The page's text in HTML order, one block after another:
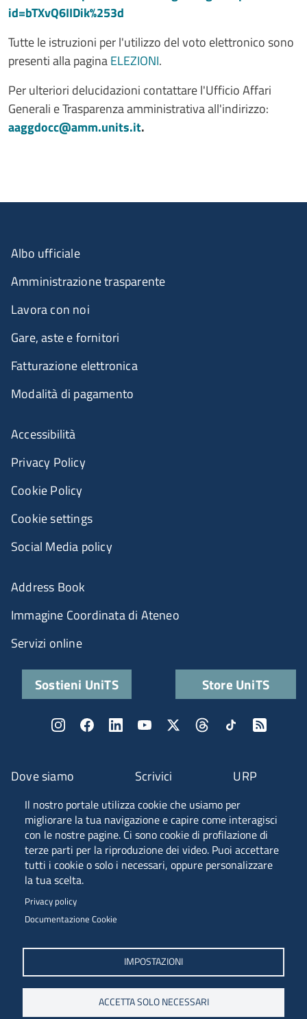
id=bTXvQ6IIDik%253d
Tutte le istruzioni per l'utilizzo del voto elettronico sono
presenti alla paginaELEZIONI.
Per ulteriori delucidazioni contattare l'Ufficio Affari
Generali e Trasparenza amministrativa all'indirizzo:
aaggdocc@amm.units.it.
Il nostro portale utilizza cookie che usiamo per
migliorare la tua navigazione e capire come interagisci
con le nostre pagine. Ci sono cookie di profilazione di
terze parti per la riproduzione dei video. Puoi accettare
tutti i cookie o solo i necessari, oppure personalizzare
la tua scelta.
Privacy policy
Documentazione Cookie
IMPOSTAZIONI
ACCETTA SOLO NECESSARI
Piazzale Europa, 1 - 34127 - Trieste, Italia -
Tel. +39 040 558 7111 - P.IVA 00211830328
C.F. 80013890324 - P.E.C. ateneo@pec.units.it
Fascia A ANVUR
Dove siamo Scrivici URP
Albo ufficiale
Amministrazione trasparente
Lavora con noi
Gare, aste e fornitori
Fatturazione elettronica
Modalità di pagamento
Accessibilità
Privacy Policy
Cookie Policy
Cookie settings
Social Media policy
Address Book
Immagine Coordinata di Ateneo
Servizi online
Sostieni UniTS Store UniTS